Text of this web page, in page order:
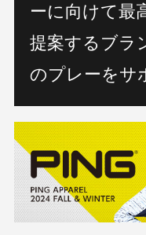
ーに向けて最
提案するブラ
のプレーをサ